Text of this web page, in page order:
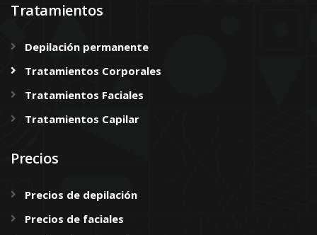
Tratamientos
Depilación permanente
Tratamientos Corporales
Tratamientos Faciales
Tratamientos Capilar
Precios
Precios de depilación
Precios de faciales